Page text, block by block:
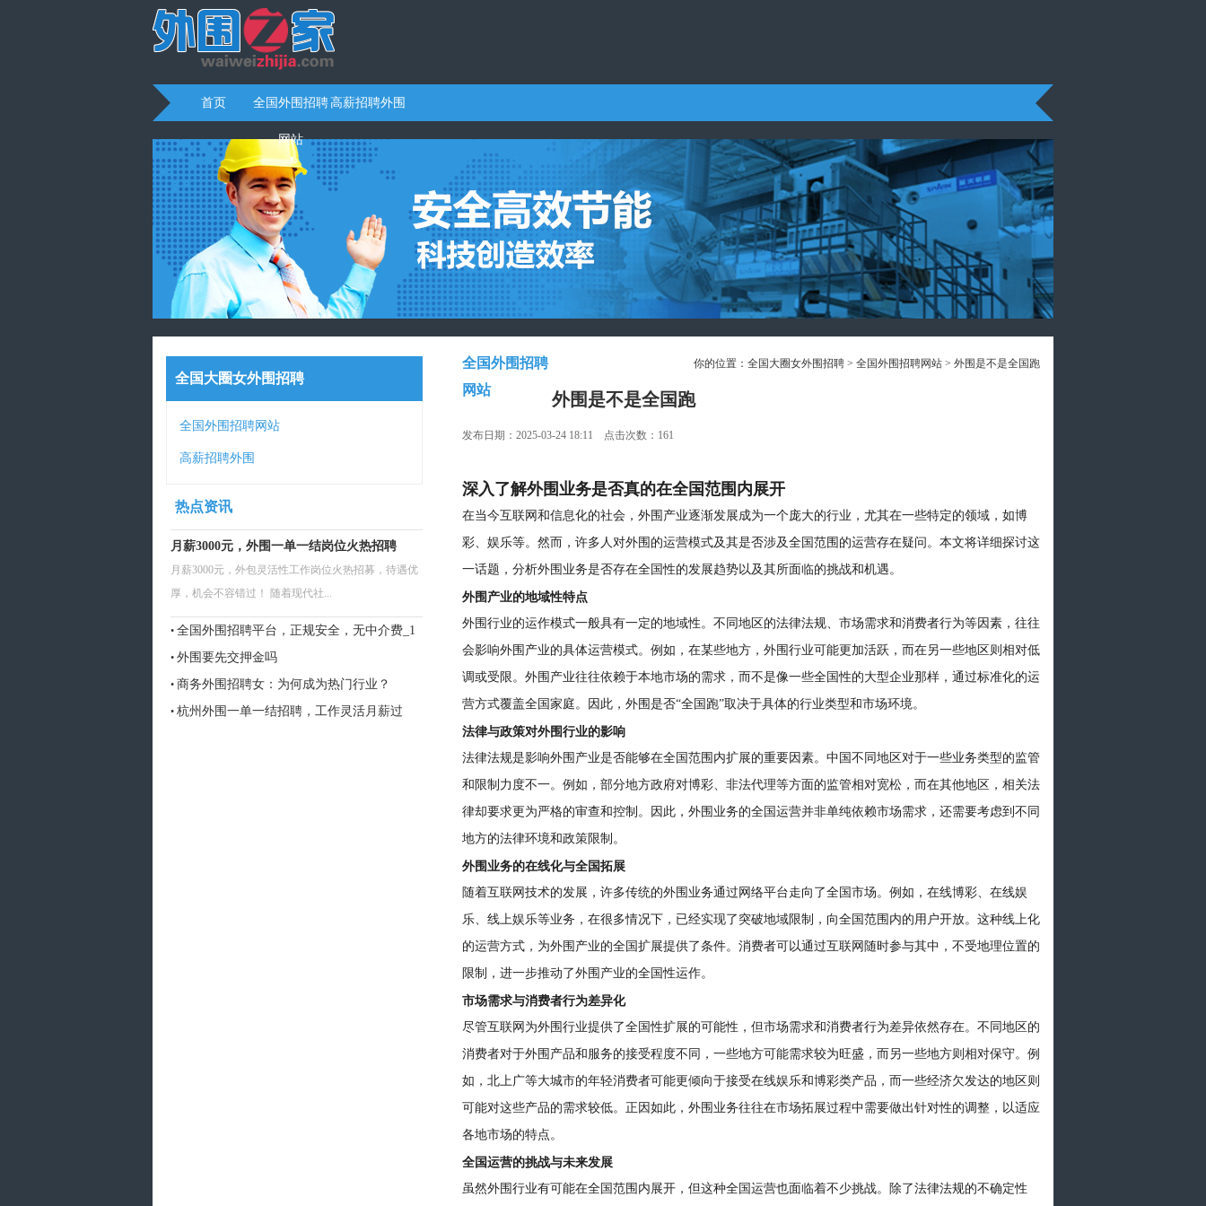
首页 全国外围招聘
网站
高薪招聘外围
全国大圈女外围招聘
全国外围招聘网站
高薪招聘外围
热点资讯
月薪3000元，外围一单一结岗位火热招聘
月薪3000元，外包灵活性工作岗位火热招募，待遇优
厚，机会不容错过！ 随着现代社...
• 全国外围招聘平台，正规安全，无中介费_1
• 外围要先交押金吗
• 商务外围招聘女：为何成为热门行业？
• 杭州外围一单一结招聘，工作灵活月薪过
全国外围招聘
网站
你的位置： 全国大圈女外围招聘 > 全国外围招聘网站 > 外围是不是全国跑
外围是不是全国跑
发布日期：2025-03-24 18:11 点击次数：161
深入了解外围业务是否真的在全国范围内展开
在当今互联网和信息化的社会，外围产业逐渐发展成为一个庞大的行业，尤其在一些特定的领域，如博
彩、娱乐等。然而，许多人对外围的运营模式及其是否涉及全国范围的运营存在疑问。本文将详细探讨这
一话题，分析外围业务是否存在全国性的发展趋势以及其所面临的挑战和机遇。
外围产业的地域性特点
外围行业的运作模式一般具有一定的地域性。不同地区的法律法规、市场需求和消费者行为等因素，往往
会影响外围产业的具体运营模式。例如，在某些地方，外围行业可能更加活跃，而在另一些地区则相对低
调或受限。外围产业往往依赖于本地市场的需求，而不是像一些全国性的大型企业那样，通过标准化的运
营方式覆盖全国家庭。因此，外围是否“全国跑”取决于具体的行业类型和市场环境。
法律与政策对外围行业的影响
法律法规是影响外围产业是否能够在全国范围内扩展的重要因素。中国不同地区对于一些业务类型的监管
和限制力度不一。例如，部分地方政府对博彩、非法代理等方面的监管相对宽松，而在其他地区，相关法
律却要求更为严格的审查和控制。因此，外围业务的全国运营并非单纯依赖市场需求，还需要考虑到不同
地方的法律环境和政策限制。
外围业务的在线化与全国拓展
随着互联网技术的发展，许多传统的外围业务通过网络平台走向了全国市场。例如，在线博彩、在线娱
乐、线上娱乐等业务，在很多情况下，已经实现了突破地域限制，向全国范围内的用户开放。这种线上化
的运营方式，为外围产业的全国扩展提供了条件。消费者可以通过互联网随时参与其中，不受地理位置的
限制，进一步推动了外围产业的全国性运作。
市场需求与消费者行为差异化
尽管互联网为外围行业提供了全国性扩展的可能性，但市场需求和消费者行为差异依然存在。不同地区的
消费者对于外围产品和服务的接受程度不同，一些地方可能需求较为旺盛，而另一些地方则相对保守。例
如，北上广等大城市的年轻消费者可能更倾向于接受在线娱乐和博彩类产品，而一些经济欠发达的地区则
可能对这些产品的需求较低。正因如此，外围业务往往在市场拓展过程中需要做出针对性的调整，以适应
各地市场的特点。
全国运营的挑战与未来发展
虽然外围行业有可能在全国范围内展开，但这种全国运营也面临着不少挑战。除了法律法规的不确定性